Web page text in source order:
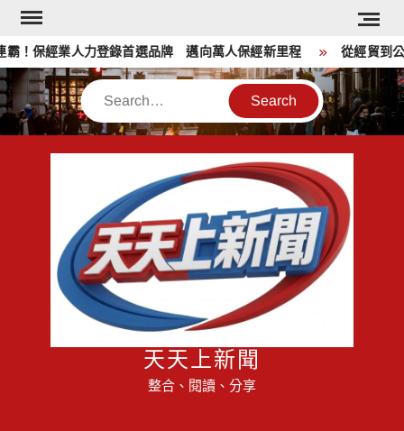
Skip
content
保經業人力登錄首選品牌 邁向萬人保經新里程 從經貿到公
Search
天天上新聞
整合、閱讀、分享